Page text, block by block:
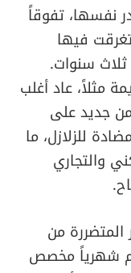
نفسها، تفوقاً
فيها
ثلاث سنوات.
مثلاً، عاد أغلب
جديد على
للزلازل، ما
والتجاري
المتضررة من
قدره 2500 درهم شهرياً مخصص